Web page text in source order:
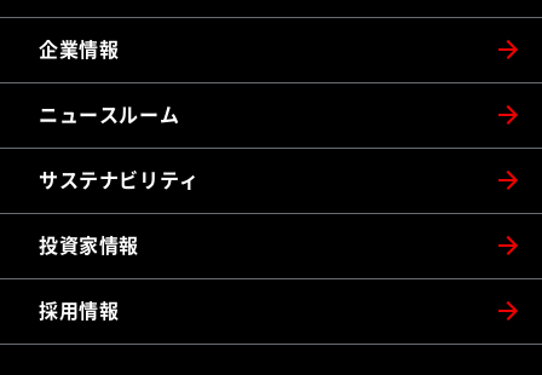
企業情報
ニュースルーム
サステナビリティ
投資家情報
採用情報